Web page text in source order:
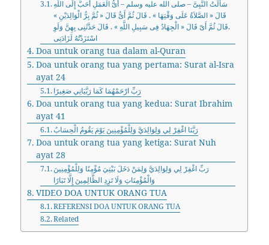
سَأَلْتُ النَّبِىَّ – صلى الله عليه وسلم – أَىُّ الْعَمَلِ أَحَبُّ إِلَى اللَّهِ
قَالَ « الصَّلاَةُ عَلَى وَقْتِهَا » . قَالَ ثُمَّ أَىُّ قَالَ « ثُمَّ بِرُّ الْوَالِدَيْنِ »
.قَالَ ثُمَّ أَىّ قَالَ « الْجِهَادُ فِى سَبِيلِ اللَّهِ » . قَالَ حَدَّثَنِى بِهِنَّ وَلَوِ
اسْتَزَدْتُهُ لَزَادَنِى
Doa untuk orang tua dalam al-Quran
Doa untuk orang tua yang pertama: Surat al-Isra
ayat 24
رَبِّ ارْحَمْهُمَا كَمَا رَبَّيَانِي صَغِيرًا
Doa untuk orang tua yang kedua: Surat Ibrahim
ayat 41
رَبَّنَا اغْفِرْ لِي وَلِوَالِدَيَّ وَلِلْمُؤْمِنِينَ يَوْمَ يَقُومُ الْحِسَابُ
Doa untuk orang tua yang ketiga: Surat Nuh
ayat 28
رَبِّ اغْفِرْ لِي وَلِوَالِدَيَّ وَلِمَنْ دَخَلَ بَيْتِيَ مُؤْمِنًا وَلِلْمُؤْمِنِينَ
وَالْمُؤْمِنَاتِ وَلَا تَزِدِ الظَّالِمِينَ إِلَّا تَبَارًا
VIDEO DOA UNTUK ORANG TUA
REFERENSI DOA UNTUK ORANG TUA
Related